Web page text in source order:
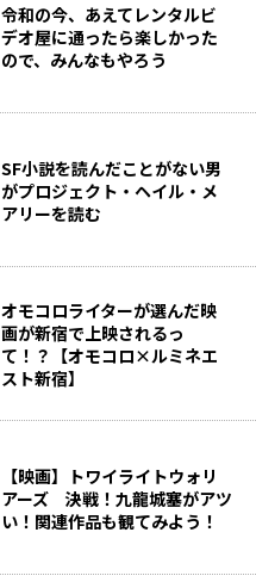
令和の今、あえてレンタルビ
デオ屋に通ったら楽しかった
ので、みんなもやろう
SF小説を読んだことがない男
がプロジェクト・ヘイル・メ
アリーを読む
オモコロライターが選んだ映
画が新宿で上映されるっ
て！？【オモコロ×ルミネエ
スト新宿】
【映画】トワイライトウォリ
アーズ 決戦！九龍城塞がアツ
い！関連作品も観てみよう！